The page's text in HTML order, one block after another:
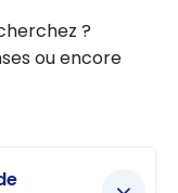
?
ou encore